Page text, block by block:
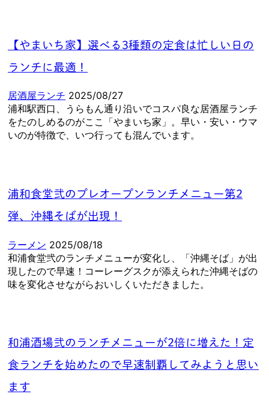
【やまいち家】選べる3種類の定食は忙しい日の
ランチに最適！
居酒屋ランチ 2025/08/27
浦和駅西口、うらもん通り沿いでコスパ良な居酒屋ランチ
をたのしめるのがここ「やまいち家」。早い・安い・ウマ
いのが特徴で、いつ行っても混んでいます。
浦和食堂弐のプレオープンランチメニュー第2
弾、沖縄そばが出現！
ラーメン 2025/08/18
和浦食堂弐のランチメニューが変化し、「沖縄そば」が出
現したので早速！コーレーグスクが添えられた沖縄そばの
味を変化させながらおいしくいただきました。
和浦酒場弐のランチメニューが2倍に増えた！定
食ランチを始めたので早速制覇してみようと思い
ます